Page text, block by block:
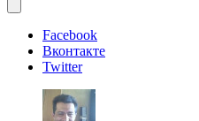
Facebook
Вконтакте
Twitter